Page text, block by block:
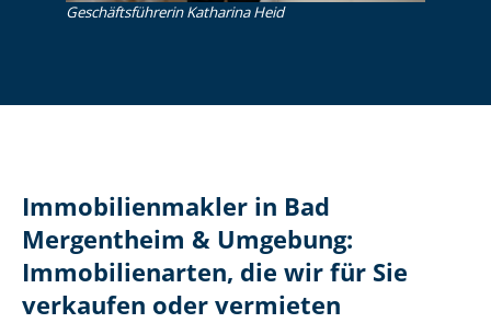
Ge­schäfts­füh­re­rin Katharina Heid
Im­mo­bi­li­en­mak­ler in Bad
Mergentheim & Umgebung:
Immobilienarten, die wir für Sie
verkaufen oder vermieten